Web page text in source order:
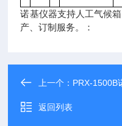
诺基仪器支持人工气候
产、订制服务。：
上一个： PRX-1500B
返回列表